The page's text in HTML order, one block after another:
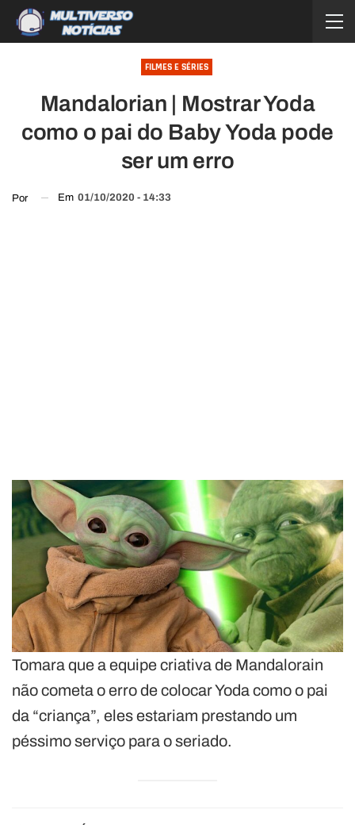
FILMES E SÉRIES
Mandalorian | Mostrar Yoda
como o pai do Baby Yoda pode
ser um erro
Por Em 01/10/2020 - 14:33
Tomara que a equipe criativa de Mandalorain
não cometa o erro de colocar Yoda como o pai
da “criança”, eles estariam prestando um
péssimo serviço para o seriado.